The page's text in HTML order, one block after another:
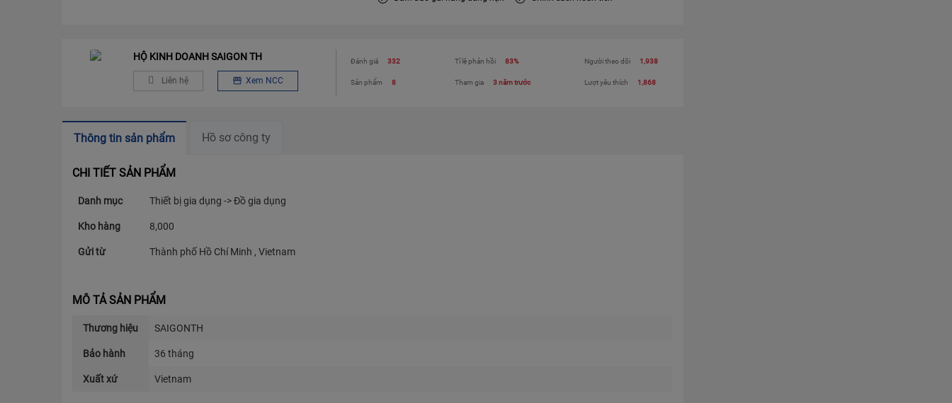
HỘ KINH DOANH SAIGON TH
Liên hệ Xem NCC
Đánh giá 332
Sản phẩm 8
Tỉ lệ phản hồi 83%
Tham gia 3 năm trước
Người theo dõi 1,938
Lượt yêu thích 1,868
Thông tin sản phẩm Hồ sơ công ty
CHI TIẾT SẢN PHẨM
Danh mục Thiết bị gia dụng -> Đồ gia dụng
Kho hàng 8,000
Gửi từ Thành phố Hồ Chí Minh , Vietnam
MÔ TẢ SẢN PHẨM
Thương hiệu SAIGONTH
Bảo hành 36 tháng
Xuất xứ Vietnam